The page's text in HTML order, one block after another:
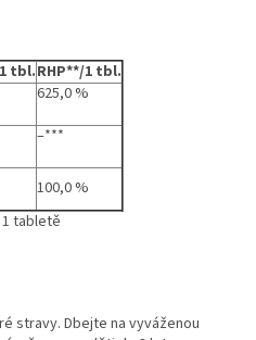
tbl.RHP**/1 tbl.
625,0 %
–***
100,0 %
tabletě
stravy. Dbejte na vyváženou